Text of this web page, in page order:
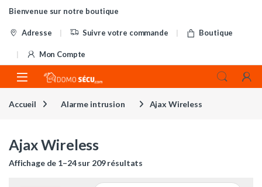
Skip to navigation
Skip to content
Bienvenue sur notre boutique
Adresse Suivre votre commande Boutique
Mon Compte
Accueil Alarme intrusion Ajax Wireless
Ajax Wireless
Affichage de 1–24 sur 209 résultats